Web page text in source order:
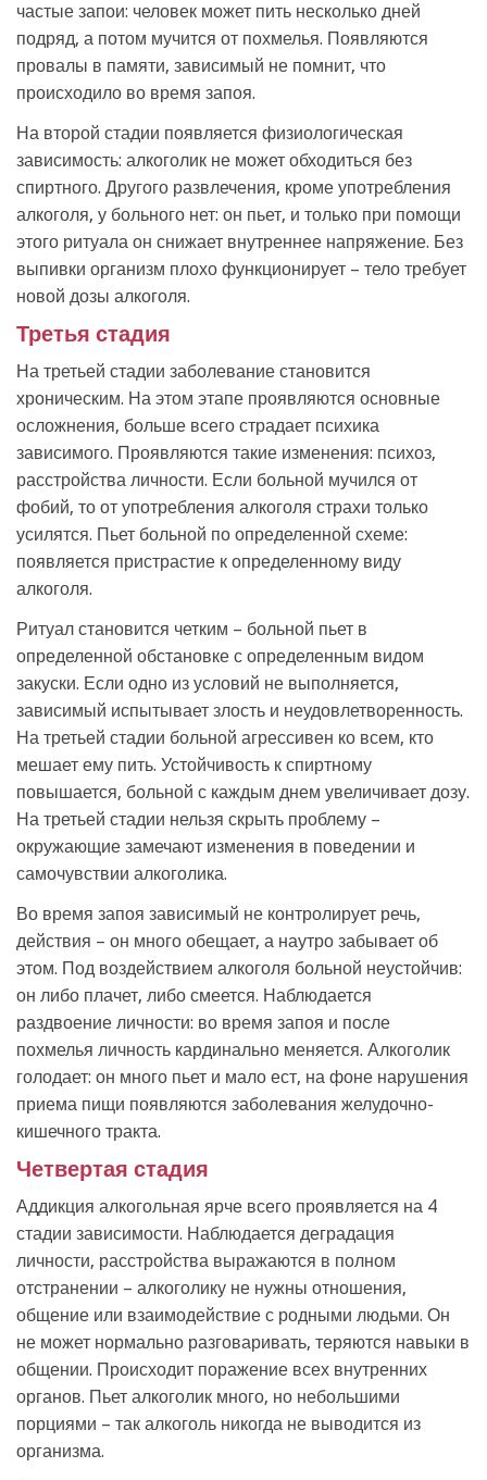
частые запои: человек может пить несколько дней
подряд, а потом мучится от похмелья. Появляются
провалы в памяти, зависимый не помнит, что
происходило во время запоя.
На второй стадии появляется физиологическая
зависимость: алкоголик не может обходиться без
спиртного. Другого развлечения, кроме употребления
алкоголя, у больного нет: он пьет, и только при помощи
этого ритуала он снижает внутреннее напряжение. Без
выпивки организм плохо функционирует – тело требует
новой дозы алкоголя.
Третья стадия
На третьей стадии заболевание становится
хроническим. На этом этапе проявляются основные
осложнения, больше всего страдает психика
зависимого. Проявляются такие изменения: психоз,
расстройства личности. Если больной мучился от
фобий, то от употребления алкоголя страхи только
усилятся. Пьет больной по определенной схеме:
появляется пристрастие к определенному виду
алкоголя.
Ритуал становится четким – больной пьет в
определенной обстановке с определенным видом
закуски. Если одно из условий не выполняется,
зависимый испытывает злость и неудовлетворенность.
На третьей стадии больной агрессивен ко всем, кто
мешает ему пить. Устойчивость к спиртному
повышается, больной с каждым днем увеличивает дозу.
На третьей стадии нельзя скрыть проблему –
окружающие замечают изменения в поведении и
самочувствии алкоголика.
Во время запоя зависимый не контролирует речь,
действия – он много обещает, а наутро забывает об
этом. Под воздействием алкоголя больной неустойчив:
он либо плачет, либо смеется. Наблюдается
раздвоение личности: во время запоя и после
похмелья личность кардинально меняется. Алкоголик
голодает: он много пьет и мало ест, на фоне нарушения
приема пищи появляются заболевания желудочно-
кишечного тракта.
Четвертая стадия
Аддикция алкогольная ярче всего проявляется на 4
стадии зависимости. Наблюдается деградация
личности, расстройства выражаются в полном
отстранении – алкоголику не нужны отношения,
общение или взаимодействие с родными людьми. Он
не может нормально разговаривать, теряются навыки в
общении. Происходит поражение всех внутренних
органов. Пьет алкоголик много, но небольшими
порциями – так алкоголь никогда не выводится из
организма.